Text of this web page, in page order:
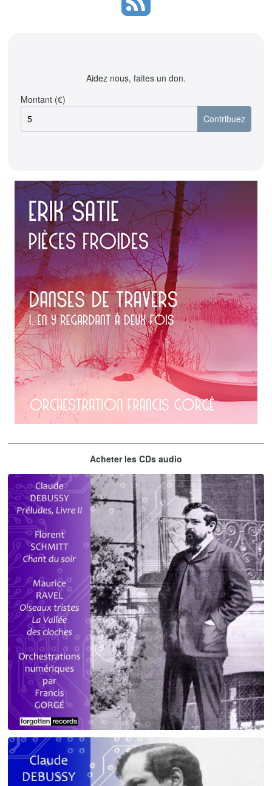
Aidez nous, faites un don.
Montant (€)
Acheter les CDs audio
Debussy - Schmitt - Ravel
orchestrations numériques par Francis Gorgé